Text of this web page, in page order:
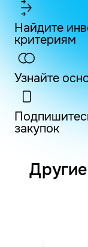
Найдите
критериям
Узнайте
закупок